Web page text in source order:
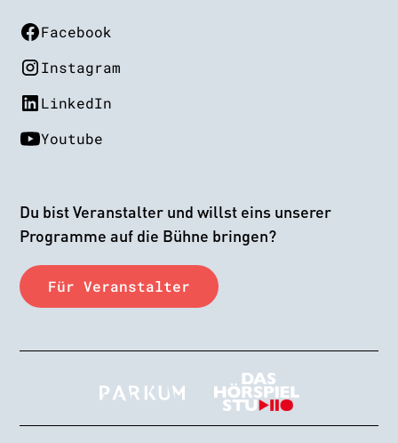
Facebook
Instagram
LinkedIn
Youtube
Du bist Veranstalter und willst eins unserer
Programme auf die Bühne bringen?
Für Veranstalter